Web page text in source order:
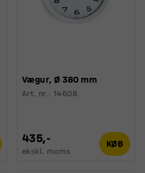
Vægur, Ø 380 mm
Art. nr.:14608
435,-
ekskl. moms
KØB